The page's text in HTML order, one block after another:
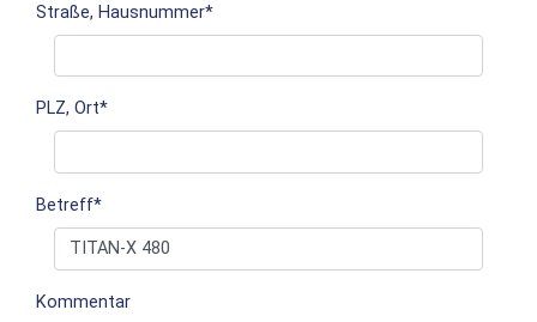
Straße, Hausnummer*
PLZ, Ort*
Betreff*
Kommentar